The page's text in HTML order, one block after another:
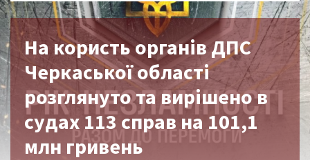
На користь органів ДПС
Черкаської області
розглянуто та вирішено в
судах 113 справ на 101,1
млн гривень